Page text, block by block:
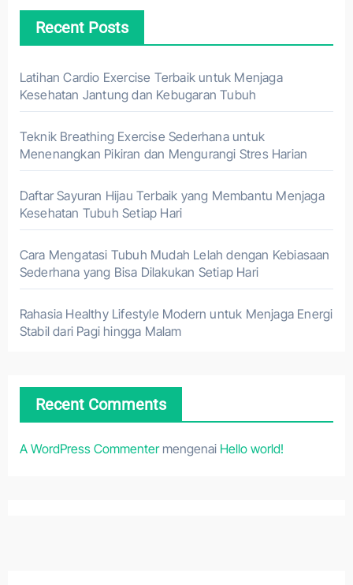
Recent Posts
Latihan Cardio Exercise Terbaik untuk Menjaga
Kesehatan Jantung dan Kebugaran Tubuh
Teknik Breathing Exercise Sederhana untuk
Menenangkan Pikiran dan Mengurangi Stres Harian
Daftar Sayuran Hijau Terbaik yang Membantu Menjaga
Kesehatan Tubuh Setiap Hari
Cara Mengatasi Tubuh Mudah Lelah dengan Kebiasaan
Sederhana yang Bisa Dilakukan Setiap Hari
Rahasia Healthy Lifestyle Modern untuk Menjaga Energi
Stabil dari Pagi hingga Malam
Recent Comments
A WordPress Commentermengenai Hello world!